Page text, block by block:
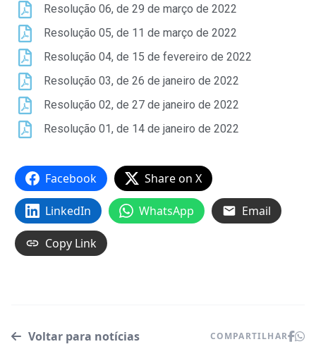
Resolução 06, de 29 de março de 2022
Resolução 05, de 11 de março de 2022
Resolução 04, de 15 de fevereiro de 2022
Resolução 03, de 26 de janeiro de 2022
Resolução 02, de 27 de janeiro de 2022
Resolução 01, de 14 de janeiro de 2022
Facebook Share on X
LinkedIn WhatsApp Email
Copy Link
Voltar para notícias COMPARTILHAR